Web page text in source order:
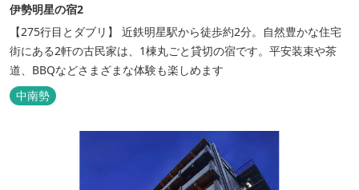
伊勢明星の宿2
【275行目とダブリ】 近鉄明星駅から徒歩約2分。自然豊かな住宅
街にある2軒の古民家は、1棟丸ごと貸切の宿です。平安装束や茶
道、BBQなどさまざまな体験も楽しめます
中南勢